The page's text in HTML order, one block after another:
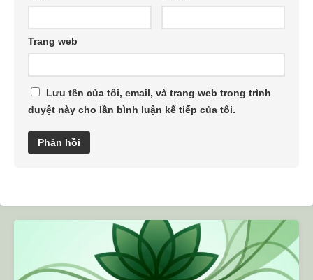
Trang web
Lưu tên của tôi, email, và trang web trong trình
duyệt này cho lần bình luận kế tiếp của tôi.